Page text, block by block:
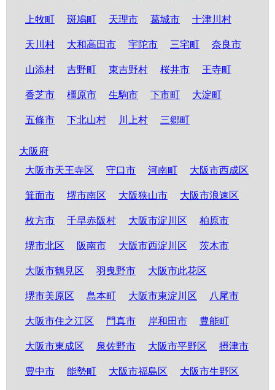
上牧町 斑鳩町 天理市 葛城市 十津川村
天川村 大和高田市 宇陀市 三宅町 奈良市
山添村 吉野町 東吉野村 桜井市 王寺町
香芝市 橿原市 生駒市 下市町 大淀町
五條市 下北山村 川上村 三郷町
大阪府
大阪市天王寺区
守口市 河南町 大阪市西成区
箕面市 堺市南区 大阪狭山市 大阪市浪速区
枚方市 千早赤阪村 大阪市淀川区 柏原市
堺市北区 阪南市 大阪市西淀川区 茨木市
大阪市鶴見区 羽曳野市 大阪市此花区
堺市美原区 島本町 大阪市東淀川区 八尾市
大阪市住之江区 門真市 岸和田市 豊能町
大阪市東成区 泉佐野市 大阪市平野区 摂津市
豊中市 能勢町 大阪市福島区 大阪市生野区